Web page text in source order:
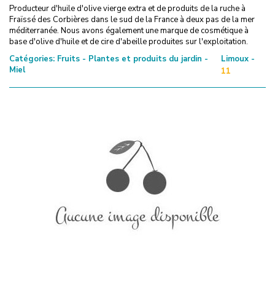
Producteur d'huile d'olive vierge extra et de produits de la ruche à
Fraïssé des Corbières dans le sud de la France à deux pas de la mer
méditerranée. Nous avons également une marque de cosmétique à
base d'olive d'huile et de cire d'abeille produites sur l'exploitation.
Catégories: Fruits - Plantes et produits du jardin -
Miel
Limoux -
11